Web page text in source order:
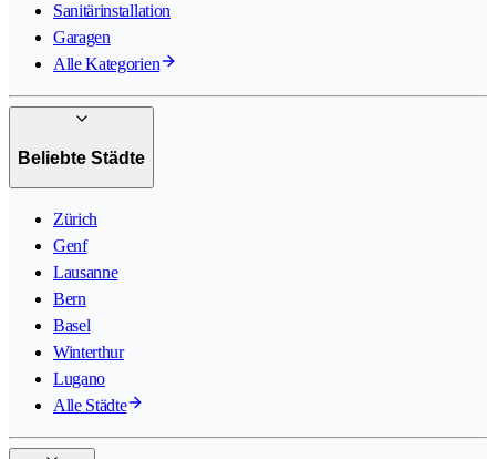
Sanitärinstallation
Garagen
Alle Kategorien
Beliebte Städte
Zürich
Genf
Lausanne
Bern
Basel
Winterthur
Lugano
Alle Städte